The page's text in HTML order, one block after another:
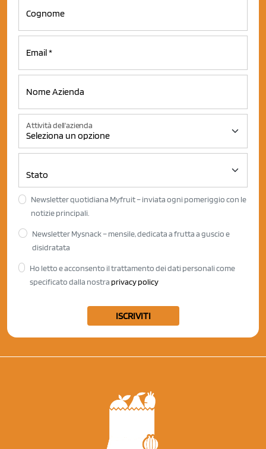
Attività dell'azienda
Newsletter quotidiana Myfruit – inviata ogni pomeriggio con le
notizie principali.
Newsletter Mysnack – mensile, dedicata a frutta a guscio e
disidratata
Ho letto e acconsento il trattamento dei dati personali come
specificato dalla nostra privacy policy
ISCRIVITI